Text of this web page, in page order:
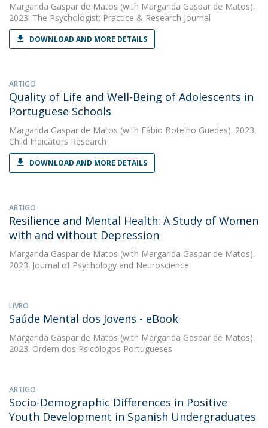
Margarida Gaspar de Matos (with Margarida Gaspar de Matos).
2023. The Psychologist: Practice & Research Journal
DOWNLOAD AND MORE DETAILS
ARTIGO
Quality of Life and Well-Being of Adolescents in
Portuguese Schools
Margarida Gaspar de Matos (with Fábio Botelho Guedes). 2023.
Child Indicators Research
DOWNLOAD AND MORE DETAILS
ARTIGO
Resilience and Mental Health: A Study of Women
with and without Depression
Margarida Gaspar de Matos (with Margarida Gaspar de Matos).
2023. Journal of Psychology and Neuroscience
LIVRO
Saúde Mental dos Jovens - eBook
Margarida Gaspar de Matos (with Margarida Gaspar de Matos).
2023. Ordem dos Psicólogos Portugueses
ARTIGO
Socio-Demographic Differences in Positive
Youth Development in Spanish Undergraduates